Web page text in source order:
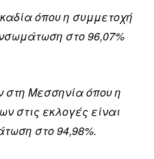
όπου η συμμετοχή
στο 96,07%
στη Μεσσηνία όπου η
στις εκλογές είναι
στο 94,98%.